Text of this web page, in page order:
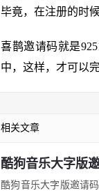
毕竟，在注册的时
喜鹊邀请码就是
中，这样，才可以
相关文章
酷狗音乐大字版
酷狗音乐大字版邀请